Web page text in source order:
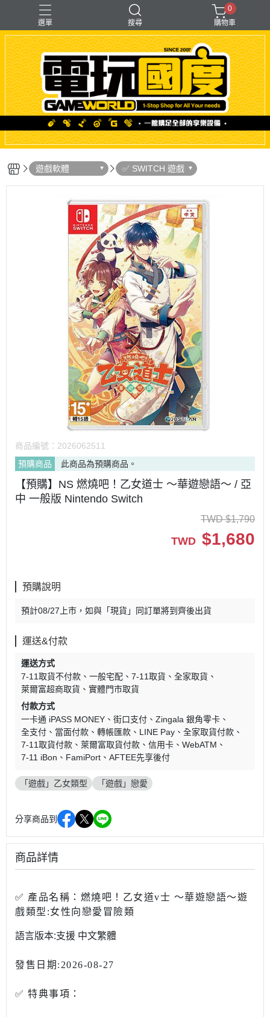
選單 搜尋
「遊戲」多人同樂 【PS＋PC用】賽模
〖直驅式〗基座
F1形式
支架【可收折】
0
購物車
遊戲軟體 ✅ SWITCH 遊戲
商品編號： 2026062511
預購商品
此商品為預購商品。
【預購】NS 燃燒吧！乙女道士 ～華遊戀語～ / 亞
中 一般版 Nintendo Switch
TWD $1,790
TWD $1,680
預購說明
預計08/27上市，如與「現貨」同訂單將到齊後出貨
運送&付款
運送方式
7-11取貨不付款
一般宅配 7-11取貨
全家取貨
萊爾富超商取貨
實體門市取貨
付款方式
一卡通 iPASS MONEY
街口支付
Zingala 銀角零卡
全支付
當面付款 轉帳匯款 LINE Pay
全家取貨付款
7-11取貨付款
萊爾富取貨付款 信用卡
WebATM
7-11 iBon
FamiPort AFTEE先享後付
「遊戲」乙女類型 「遊戲」戀愛
分享商品到
商品詳情
✅ 產品名稱： 燃燒吧！乙女道v士 ～華遊戀語～遊
戲類型:女性向戀愛冒險類
語言版本:支援 中文繁體
發售日期:2026-08-27
✅ 特典事項：